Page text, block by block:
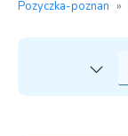
Pozyczka-poznan »